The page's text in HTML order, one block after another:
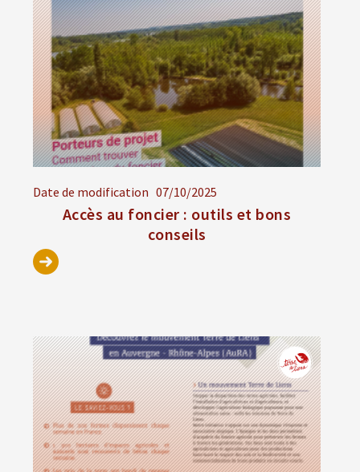
Date de modification 07/10/2025
Accès au foncier : outils et bons
conseils